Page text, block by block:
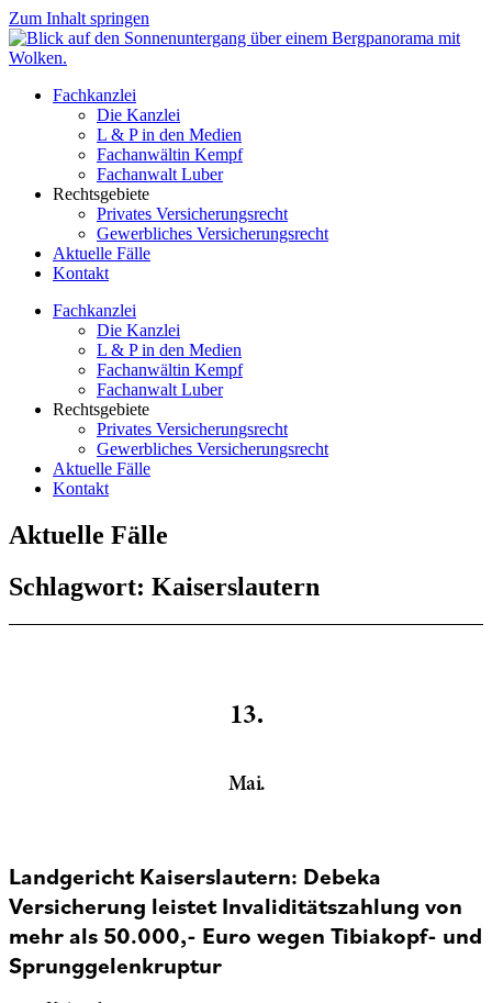
Zum Inhalt springen
Fachkanzlei
Die Kanzlei
L & P in den Medien
Fachanwältin Kempf
Fachanwalt Luber
Rechtsgebiete
Privates Versicherungsrecht
Gewerbliches Versicherungsrecht
Aktuelle Fälle
Kontakt
Fachkanzlei
Die Kanzlei
L & P in den Medien
Fachanwältin Kempf
Fachanwalt Luber
Rechtsgebiete
Privates Versicherungsrecht
Gewerbliches Versicherungsrecht
Aktuelle Fälle
Kontakt
Aktuelle Fälle
Schlagwort: Kaiserslautern
13.
Mai.
Landgericht Kaiserslautern: Debeka
Versicherung leistet Invaliditätszahlung von
mehr als 50.000,- Euro wegen Tibiakopf- und
Sprunggelenkruptur